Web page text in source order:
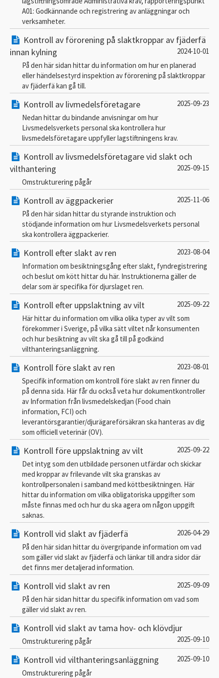
A01: Godkännande och registrering av anläggningar och
verksamheter.
Kontroll av förorening på slaktkroppar av fjäderfä
innan kylning
2024-10-01
På den här sidan hittar du information om hur en planerad
eller händelsestyrd inspektion av förorening på slaktkroppar
av fjäderfä kan gå till.
Kontroll av livmedelsföretagare
2025-09-23
Nedan hittar du bindande anvisningar om hur
Livsmedelsverkets personal ska kontrollera hur
livsmedelsföretagare uppfyller lagstiftningens krav.
Kontroll av livsmedelsföretagare vid slakt och
vilthantering
2025-09-15
Omstrukturering pågår
Kontroll av äggpackerier
2025-11-06
På den här sidan hittar du styrande instruktion och
stödjande information om hur Livsmedelsverkets personal
ska kontrollera äggpackerier.
Kontroll efter slakt av ren
2023-08-04
Information om besiktningsgång efter slakt, fyndregistrering
och beslut om kött hittar du här. Instruktionerna gäller de
delar som är specifika för djurslaget ren.
Kontroll efter uppslaktning av vilt
2025-09-22
Här hittar du information om vilka olika typer av vilt som
förekommer i Sverige, på vilka sätt viltet når konsumenten
och hur besiktning av vilt ska gå till på godkänd
vilthanteringsanläggning.
Kontroll före slakt av ren
2023-08-01
Specifik information om kontroll före slakt av ren finner du
på denna sida. Här får du också veta hur dokumentkontroller
av Information från livsmedelskedjan (Food chain
information, FCI) och
leverantörsgarantier/djurägareförsäkran ska hanteras av dig
som officiell veterinär (OV).
Kontroll före uppslaktning av vilt
2025-09-22
Det intyg som den utbildade personen utfärdar och skickar
med kroppar av frilevande vilt ska granskas av
kontrollpersonalen i samband med köttbesiktningen. Här
hittar du information om vilka obligatoriska uppgifter som
måste finnas med och hur du ska agera om någon uppgift
saknas.
Kontroll vid slakt av fjäderfä
2026-04-29
På den här sidan hittar du övergripande information om vad
som gäller vid slakt av fjäderfä och länkar till andra sidor där
det finns mer detaljerad information.
Kontroll vid slakt av ren
2025-09-09
På den här sidan hittar du specifik information om vad som
gäller vid slakt av ren.
Kontroll vid slakt av tama hov- och klövdjur
2025-09-10
Omstrukturering pågår
Kontroll vid vilthanteringsanläggning
2025-09-10
Omstrukturering pågår